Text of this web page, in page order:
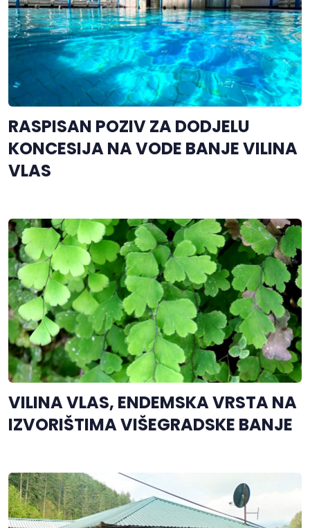
RASPISAN POZIV ZA DODJELU
KONCESIJA NA VODE BANJE VILINA
VLAS
VILINA VLAS, ENDEMSKA VRSTA NA
IZVORIŠTIMA VIŠEGRADSKE BANJE